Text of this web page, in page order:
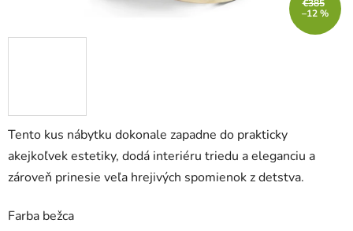
Tento kus nábytku dokonale zapadne do prakticky
akejkoľvek estetiky, dodá interiéru triedu a eleganciu a
zároveň prinesie veľa hrejivých spomienok z detstva.
Farba bežca
€385
–12 %